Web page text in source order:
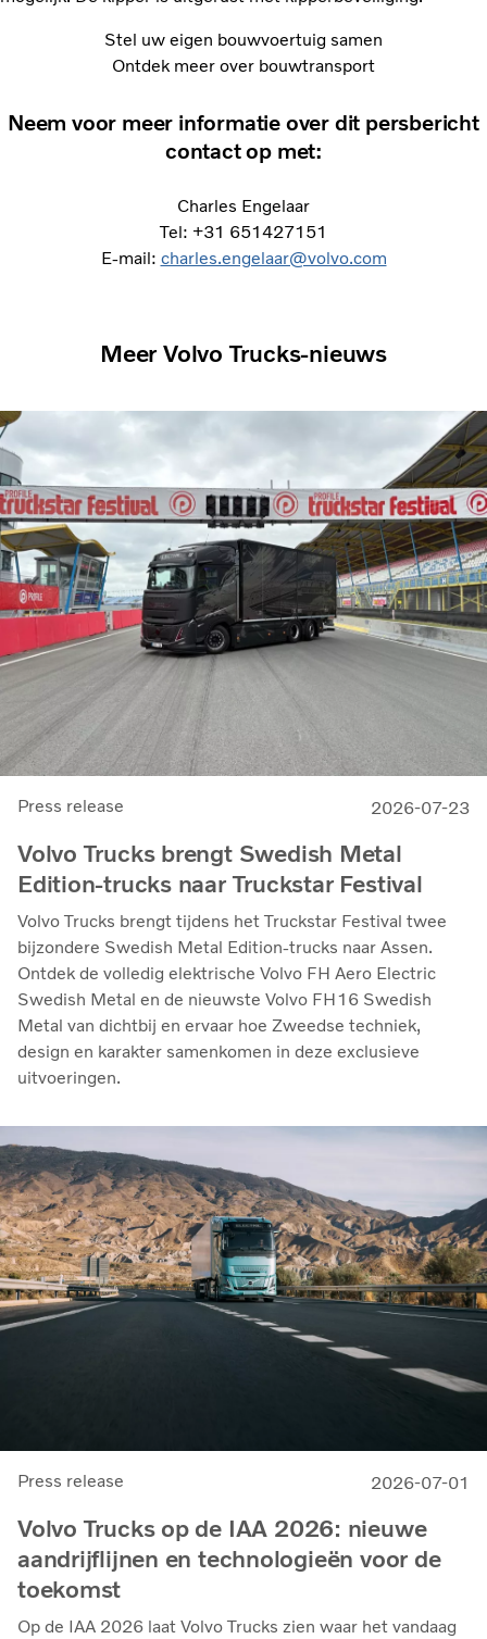
Stel uw eigen bouwvoertuig samen
Ontdek meer over bouwtransport
Neem voor meer informatie over dit persbericht
contact op met:
Charles Engelaar
Tel: +31 651427151
E-mail: charles.engelaar@volvo.com
Meer Volvo Trucks-nieuws
Press release 2026-07-23
Volvo Trucks brengt Swedish Metal
Edition-trucks naar Truckstar Festival
Volvo Trucks brengt tijdens het Truckstar Festival twee
bijzondere Swedish Metal Edition-trucks naar Assen.
Ontdek de volledig elektrische Volvo FH Aero Electric
Swedish Metal en de nieuwste Volvo FH16 Swedish
Metal van dichtbij en ervaar hoe Zweedse techniek,
design en karakter samenkomen in deze exclusieve
uitvoeringen.
Press release 2026-07-01
Volvo Trucks op de IAA 2026: nieuwe
aandrijflijnen en technologieën voor de
toekomst
Op de IAA 2026 laat Volvo Trucks zien waar het vandaag